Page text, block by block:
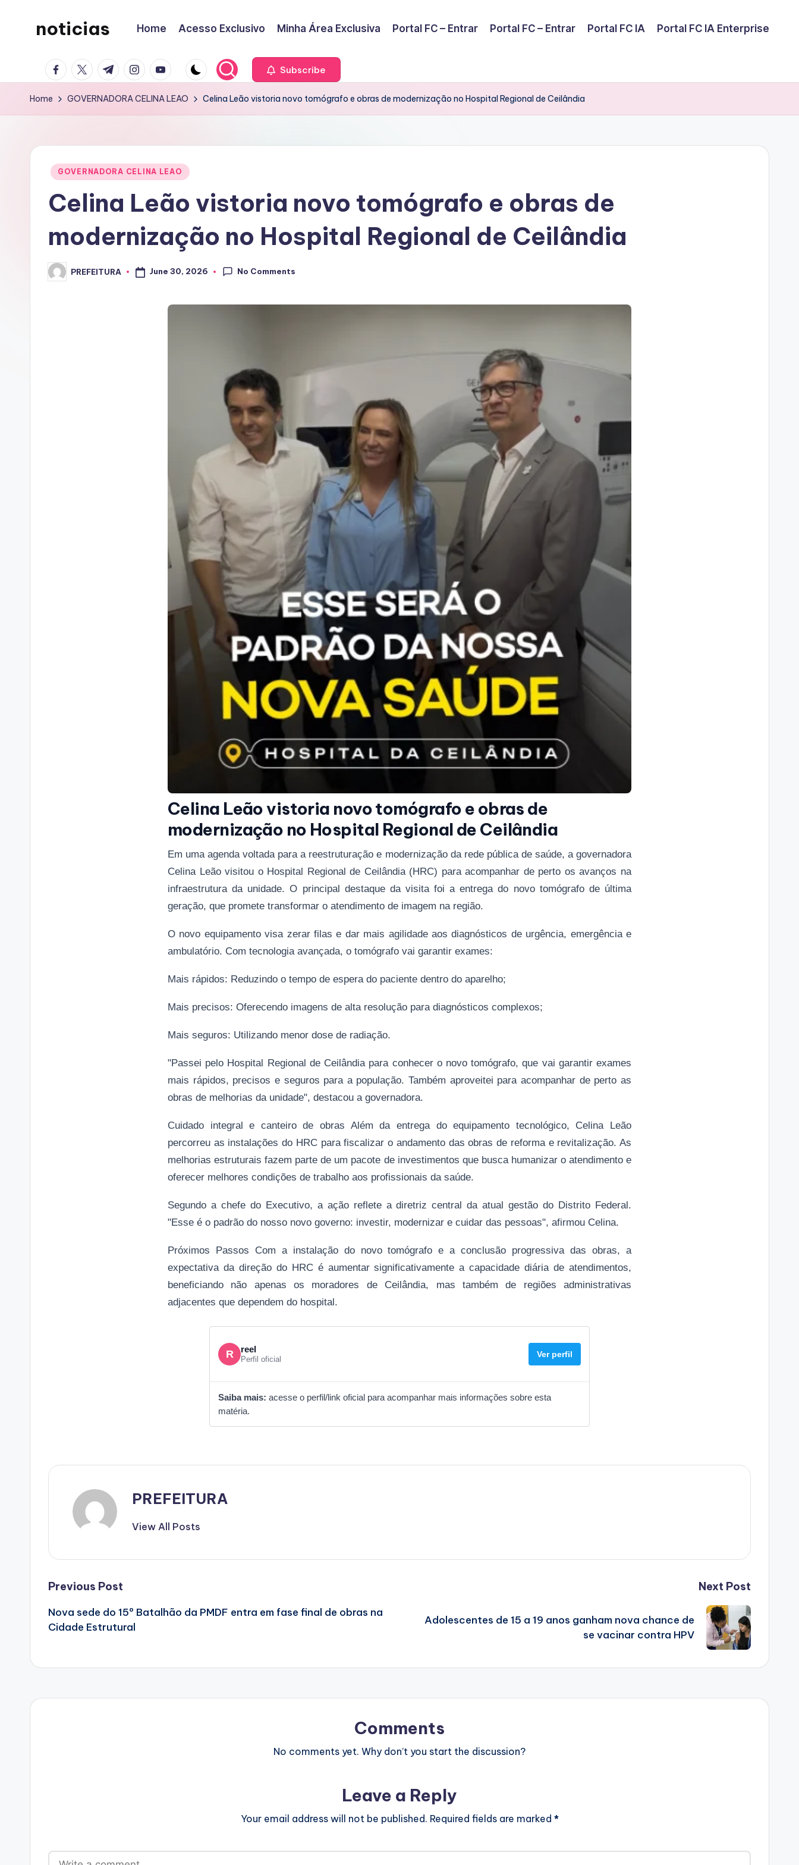
noticias Home Acesso Exclusivo Minha Área Exclusiva Portal FC – Entrar Portal FC – Entrar Portal FC IA Portal FC IA Enterprise
facebook.com
twitter.com
t.me instagram.com
youtube.com Subscribe
Home GOVERNADORA CELINA LEAO Celina Leão vistoria novo tomógrafo e obras de modernização no Hospital Regional de Ceilândia
Posted
GOVERNADORA CELINA LEAO
Celina Leão vistoria novo tomógrafo e obras de
modernização no Hospital Regional de Ceilândia
Posted
by
PREFEITURA June 30, 2026 No Comments
Celina Leão vistoria novo tomógrafo e obras de
modernização no Hospital Regional de Ceilândia
Em uma agenda voltada para a reestruturação e modernização da rede pública de saúde, a governadora
Celina Leão visitou o Hospital Regional de Ceilândia (HRC) para acompanhar de perto os avanços na
infraestrutura da unidade. O principal destaque da visita foi a entrega do novo tomógrafo de última
geração, que promete transformar o atendimento de imagem na região.
O novo equipamento visa zerar filas e dar mais agilidade aos diagnósticos de urgência, emergência e
ambulatório. Com tecnologia avançada, o tomógrafo vai garantir exames:
Mais rápidos: Reduzindo o tempo de espera do paciente dentro do aparelho;
Mais precisos: Oferecendo imagens de alta resolução para diagnósticos complexos;
Mais seguros: Utilizando menor dose de radiação.
"Passei pelo Hospital Regional de Ceilândia para conhecer o novo tomógrafo, que vai garantir exames
mais rápidos, precisos e seguros para a população. Também aproveitei para acompanhar de perto as
obras de melhorias da unidade", destacou a governadora.
Cuidado integral e canteiro de obras Além da entrega do equipamento tecnológico, Celina Leão
percorreu as instalações do HRC para fiscalizar o andamento das obras de reforma e revitalização. As
melhorias estruturais fazem parte de um pacote de investimentos que busca humanizar o atendimento e
oferecer melhores condições de trabalho aos profissionais da saúde.
Segundo a chefe do Executivo, a ação reflete a diretriz central da atual gestão do Distrito Federal.
"Esse é o padrão do nosso novo governo: investir, modernizar e cuidar das pessoas", afirmou Celina.
Próximos Passos Com a instalação do novo tomógrafo e a conclusão progressiva das obras, a
expectativa da direção do HRC é aumentar significativamente a capacidade diária de atendimentos,
beneficiando não apenas os moradores de Ceilândia, mas também de regiões administrativas
adjacentes que dependem do hospital.
R reel
Perfil oficial
Ver perfil
Saiba mais: acesse o perfil/link oficial para acompanhar mais informações sobre esta
matéria.
PREFEITURA
View All Posts
Post
navigation
Previous Post
Nova sede do 15º Batalhão da PMDF entra em fase final de obras na
Cidade Estrutural
Next Post
Adolescentes de 15 a 19 anos ganham nova chance de
se vacinar contra HPV
Comments
No comments yet. Why don’t you start the discussion?
Leave a Reply
Your email address will not be published. Required fields are marked *